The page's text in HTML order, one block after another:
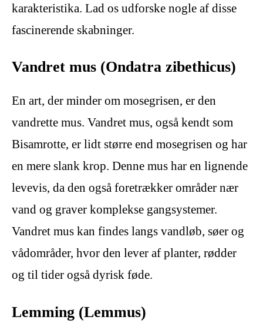
karakteristika. Lad os udforske nogle af disse
fascinerende skabninger.
Vandret mus (Ondatra zibethicus)
En art, der minder om mosegrisen, er den
vandrette mus. Vandret mus, også kendt som
Bisamrotte, er lidt større end mosegrisen og har
en mere slank krop. Denne mus har en lignende
levevis, da den også foretrækker områder nær
vand og graver komplekse gangsystemer.
Vandret mus kan findes langs vandløb, søer og
vådområder, hvor den lever af planter, rødder
og til tider også dyrisk føde.
Lemming (Lemmus)